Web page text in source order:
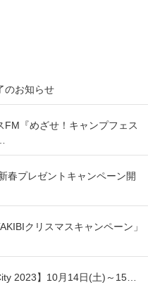
のお知らせ
FM『めざせ！キャンプフェス
春プレゼントキャンペーン開
クリスマスキャンペーン」
2023】10月14日(土)～15…